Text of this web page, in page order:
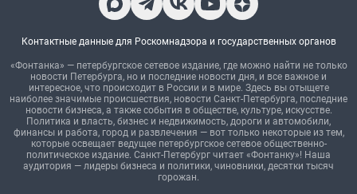
Контактные данные для Роскомнадзора и государственных органов
«Фонтанка» — петербургское сетевое издание, где можно найти не только
новости Петербурга, но и последние новости дня, и все важное и
интересное, что происходит в России и в мире. Здесь вы отыщете
наиболее значимые происшествия, новости Санкт-Петербурга, последние
новости бизнеса, а также события в обществе, культуре, искусстве.
Политика и власть, бизнес и недвижимость, дороги и автомобили,
финансы и работа, город и развлечения — вот только некоторые из тем,
которые освещает ведущее петербургское сетевое общественно-
политическое издание. Санкт-Петербург читает «Фонтанку»! Наша
аудитория — лидеры бизнеса и политики, чиновники, десятки тысяч
горожан.